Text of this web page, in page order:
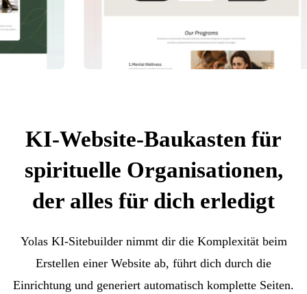
KI-Website-Baukasten für
spirituelle Organisationen,
der alles für dich erledigt
Yolas KI-Sitebuilder nimmt dir die Komplexität beim
Erstellen einer Website ab, führt dich durch die
Einrichtung und generiert automatisch komplette Seiten.